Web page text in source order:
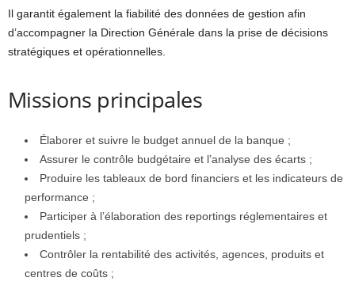
Il garantit également la fiabilité des données de gestion afin
d’accompagner la Direction Générale dans la prise de décisions
stratégiques et opérationnelles.
Missions principales
Élaborer et suivre le budget annuel de la banque ;
Assurer le contrôle budgétaire et l’analyse des écarts ;
Produire les tableaux de bord financiers et les indicateurs de
performance ;
Participer à l’élaboration des reportings réglementaires et
prudentiels ;
Contrôler la rentabilité des activités, agences, produits et
centres de coûts ;